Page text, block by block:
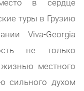
туры в Грузию
Viva-Georgia
не только
местного
сильного духом